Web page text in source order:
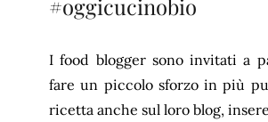
#oggicucinobio
I food blogger sono invitati a
fare un piccolo sforzo in più
ricetta anche sul loro blog,